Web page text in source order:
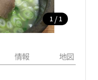
1 / 1
情報 地図